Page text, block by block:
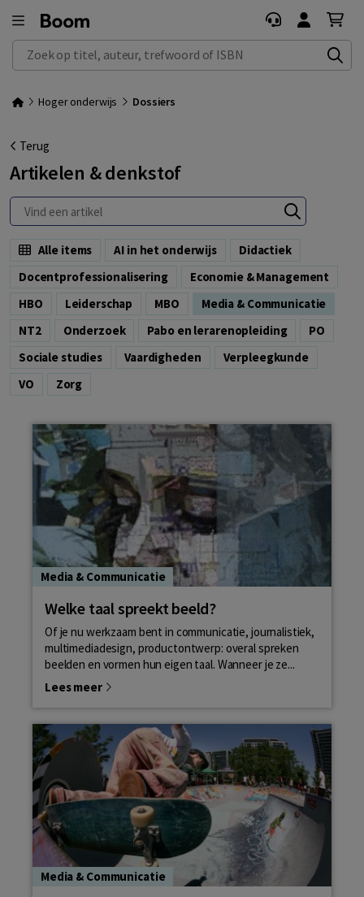
Zoek op titel, auteur, trefwoord of ISBN
Hoger onderwijs Dossiers
Terug
Artikelen & denkstof
Alle items AI in het onderwijs
Didactiek
Docentprofessionalisering
Economie & Management
HBO
Leiderschap MBO
Media & Communicatie
NT2
Onderzoek Pabo en lerarenopleiding
PO
Sociale studies
Vaardigheden
Verpleegkunde
VO
Zorg
Media & Communicatie
Welke taal spreekt beeld?
Of je nu werkzaam bent in communicatie, journalistiek,
multimediadesign, productontwerp: overal spreken
beelden en vormen hun eigen taal. Wanneer je ze...
Lees meer
Media & Communicatie